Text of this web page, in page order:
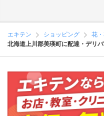
エキテン ショッピング
花
北海道上川郡美瑛町に配達・デリ